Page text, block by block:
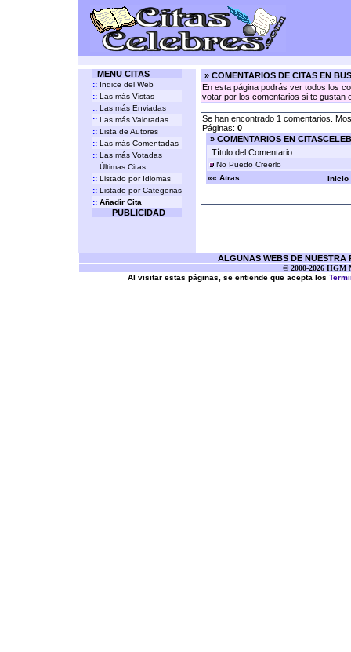
MENU CITAS
:: Indice del Web
:: Las más Vistas
:: Las más Enviadas
:: Las más Valoradas
:: Lista de Autores
:: Las más Comentadas
:: Las más Votadas
:: Últimas Citas
:: Listado por Idiomas
:: Listado por Categorias
:: Añadir Cita
PUBLICIDAD
» COMENTARIOS DE CITAS EN
En esta página podrás ver todos los
votar por los comentarios si te gustan
Se han encontrado 1 comentarios.
Páginas: 0
» COMENTARIOS EN
Título del Comentario
No Puedo Creerlo
«« Atras
Inicio
ALGUNAS WEBS DE NUESTRA
© 2000-2026 HGM
Al visitar estas páginas, se entiende que acepta los